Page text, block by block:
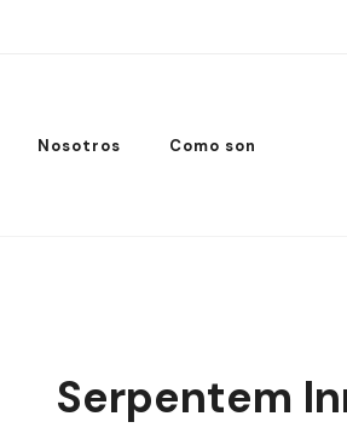
Nosotros Como son
Serpentem